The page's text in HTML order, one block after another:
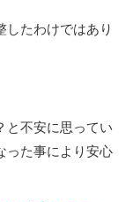
したわけではあり
と不安に思ってい
った事により安心